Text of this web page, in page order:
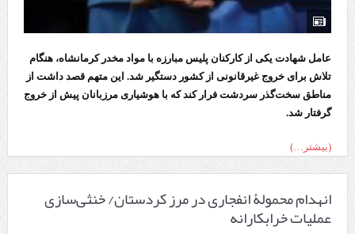
عامل شهادت یکی از کارکنان پلیس مبارزه با مواد مخدر کرمانشاه، هنگام
تلاش برای خروج غیرقانونی از کشور دستگیر شد. این متهم قصد داشت از
مناطق سخت‌گذر سردشت فرار کند که با هوشیاری مرزبانان پیش از خروج
گرفتار شد.
(بیشتر…)
انهدام محمولۀ انفجاری در مرز کردستان/ خنثی‌سازی
عملیات خرابکارانه